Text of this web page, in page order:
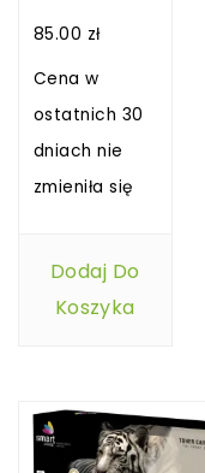
85.00 zł
Cena w
ostatnich 30
dniach nie
zmieniła się
Dodaj Do
Koszyka